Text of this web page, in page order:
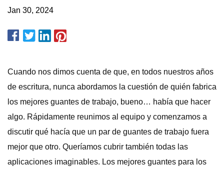
Jan 30, 2024
Cuando nos dimos cuenta de que, en todos nuestros años
de escritura, nunca abordamos la cuestión de quién fabrica
los mejores guantes de trabajo, bueno… había que hacer
algo. Rápidamente reunimos al equipo y comenzamos a
discutir qué hacía que un par de guantes de trabajo fuera
mejor que otro. Queríamos cubrir también todas las
aplicaciones imaginables. Los mejores guantes para los